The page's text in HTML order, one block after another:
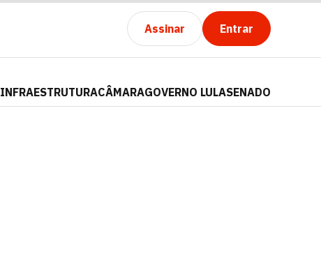
Assinar Entrar
INFRAESTRUTURACÂMARAGOVERNO LULASENADO